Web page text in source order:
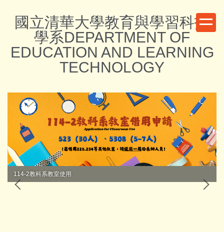
內
國立清華大學教育與學習科技
學系DEPARTMENT OF
EDUCATION AND LEARNING
TECHNOLOGY
114-2教科系教室使用